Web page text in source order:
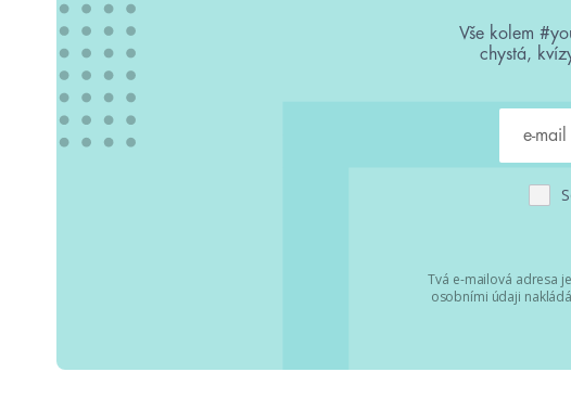
Vše kolem
chystá,
Tvá e-mailová adresa
osobními údaji